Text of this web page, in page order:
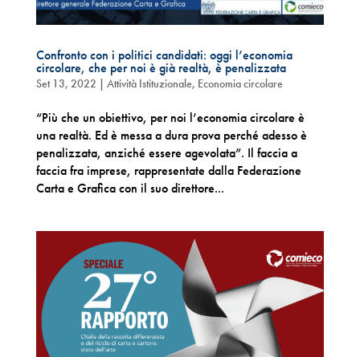
Confronto con i politici candidati: oggi l’economia
circolare, che per noi è già realtà, è penalizzata
Set 13, 2022 | Attività Istituzionale, Economia circolare
“Più che un obiettivo, per noi l’economia circolare è
una realtà. Ed è messa a dura prova perché adesso è
penalizzata, anziché essere agevolata”. Il faccia a
faccia fra imprese, rappresentate dalla Federazione
Carta e Grafica con il suo direttore...